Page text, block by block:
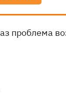
проблема